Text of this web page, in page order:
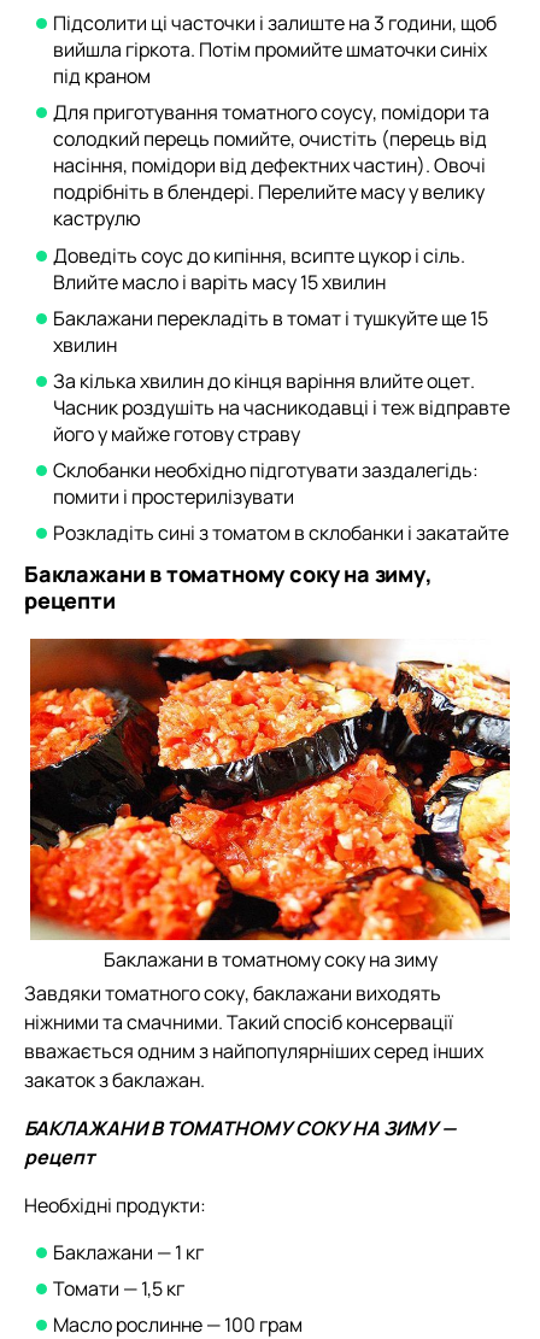
Підсолити ці часточки і залиште на 3 години, щоб
вийшла гіркота. Потім промийте шматочки синіх
під краном
Для приготування томатного соусу, помідори та
солодкий перець помийте, очистіть (перець від
насіння, помідори від дефектних частин). Овочі
подрібніть в блендері. Перелийте масу у велику
каструлю
Доведіть соус до кипіння, всипте цукор і сіль.
Влийте масло і варіть масу 15 хвилин
Баклажани перекладіть в томат і тушкуйте ще 15
хвилин
За кілька хвилин до кінця варіння влийте оцет.
Часник роздушіть на часникодавці і теж відправте
його у майже готову страву
Склобанки необхідно підготувати заздалегідь:
помити і простерилізувати
Розкладіть сині з томатом в склобанки і закатайте
Баклажани в томатному соку на зиму,
рецепти
Баклажани в томатному соку на зиму
Завдяки томатного соку, баклажани виходять
ніжними та смачними. Такий спосіб консервації
вважається одним з найпопулярніших серед інших
закаток з баклажан.
БАКЛАЖАНИ В ТОМАТНОМУ СОКУ НА ЗИМУ —
рецепт
Необхідні продукти:
Баклажани — 1 кг
Томати — 1,5 кг
Масло рослинне — 100 грам